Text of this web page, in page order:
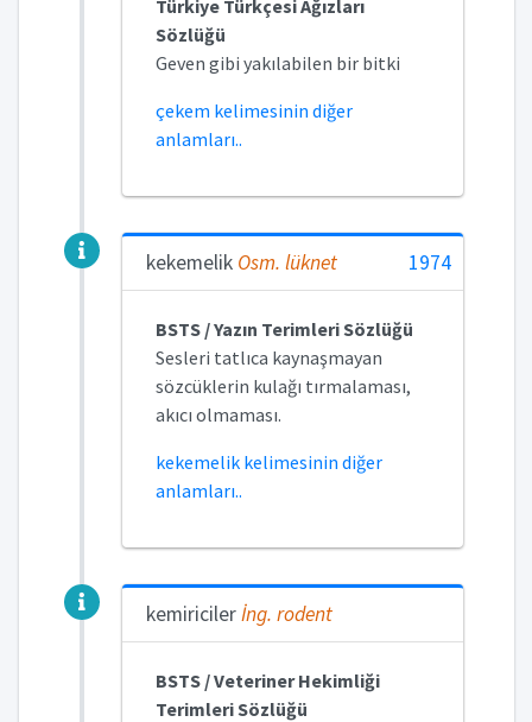
Türkiye Türkçesi Ağızları
Sözlüğü
Geven gibi yakılabilen bir bitki
çekem kelimesinin diğer
anlamları..
kekemelik Osm. lüknet 1974
BSTS / Yazın Terimleri Sözlüğü
Sesleri tatlıca kaynaşmayan
sözcüklerin kulağı tırmalaması,
akıcı olmaması.
kekemelik kelimesinin diğer
anlamları..
kemiricilerİng. rodent
BSTS / Veteriner Hekimliği
Terimleri Sözlüğü